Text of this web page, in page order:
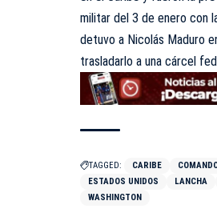
militar del 3 de enero con
detuvo a Nicolás Maduro
trasladarlo a una cárcel
TAGGED: CARIBE
ESTADOS UNIDOS
LANCHA
WASHINGTON